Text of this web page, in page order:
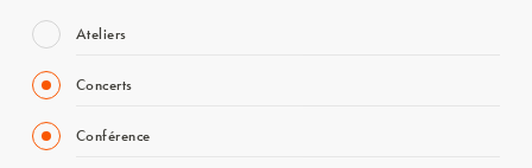
Ateliers
Concerts
Conférence